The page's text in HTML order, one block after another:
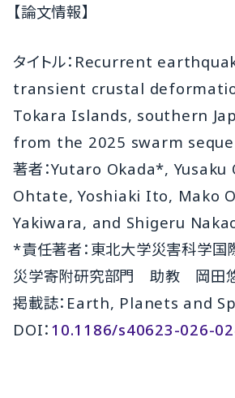
【論文情報】
タイトル：Recurrent
transient crustal
Tokara Islands, southern
from the 2025 swarm
著者：Yutaro Okada*,
Ohtate, Yoshiaki Ito, Mako
Yakiwara, and Shigeru
*責任著者：東北大学災害科学
災学寄附研究部門 助教 岡田
掲載誌：Earth, Planets and
DOI： 10.1186/s40623-026-